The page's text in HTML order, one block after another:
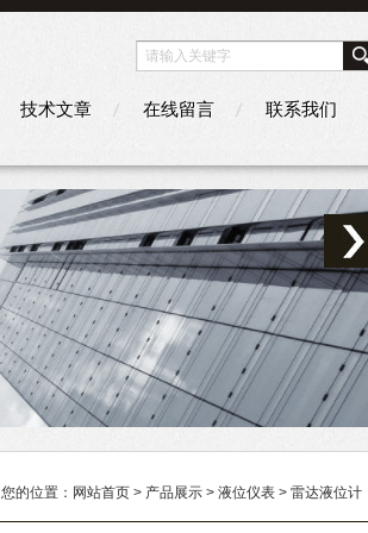
技术文章 在线留言 联系我们
您的位置： 网站首页 > 产品展示 > 液位仪表 > 雷达液位计